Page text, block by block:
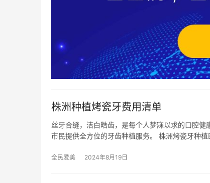
株洲种植烤瓷牙费用清单
丝牙合缝，洁白皓齿，是每个人梦寐以求的口腔
市民提供全方位的牙齿种植服务。 株洲烤瓷牙种
全民爱美 2024年8月19日